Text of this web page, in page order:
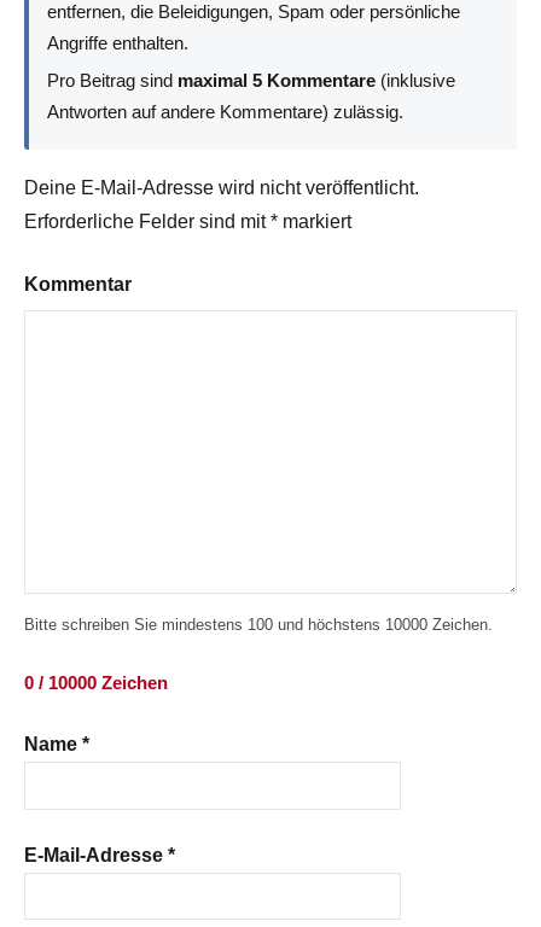
entfernen, die Beleidigungen, Spam oder persönliche
Angriffe enthalten.
Pro Beitrag sind maximal 5 Kommentare (inklusive
Antworten auf andere Kommentare) zulässig.
Deine E-Mail-Adresse wird nicht veröffentlicht.
Erforderliche Felder sind mit* markiert
Kommentar
Bitte schreiben Sie mindestens 100 und höchstens 10000 Zeichen.
0 / 10000 Zeichen
Name *
E-Mail-Adresse *